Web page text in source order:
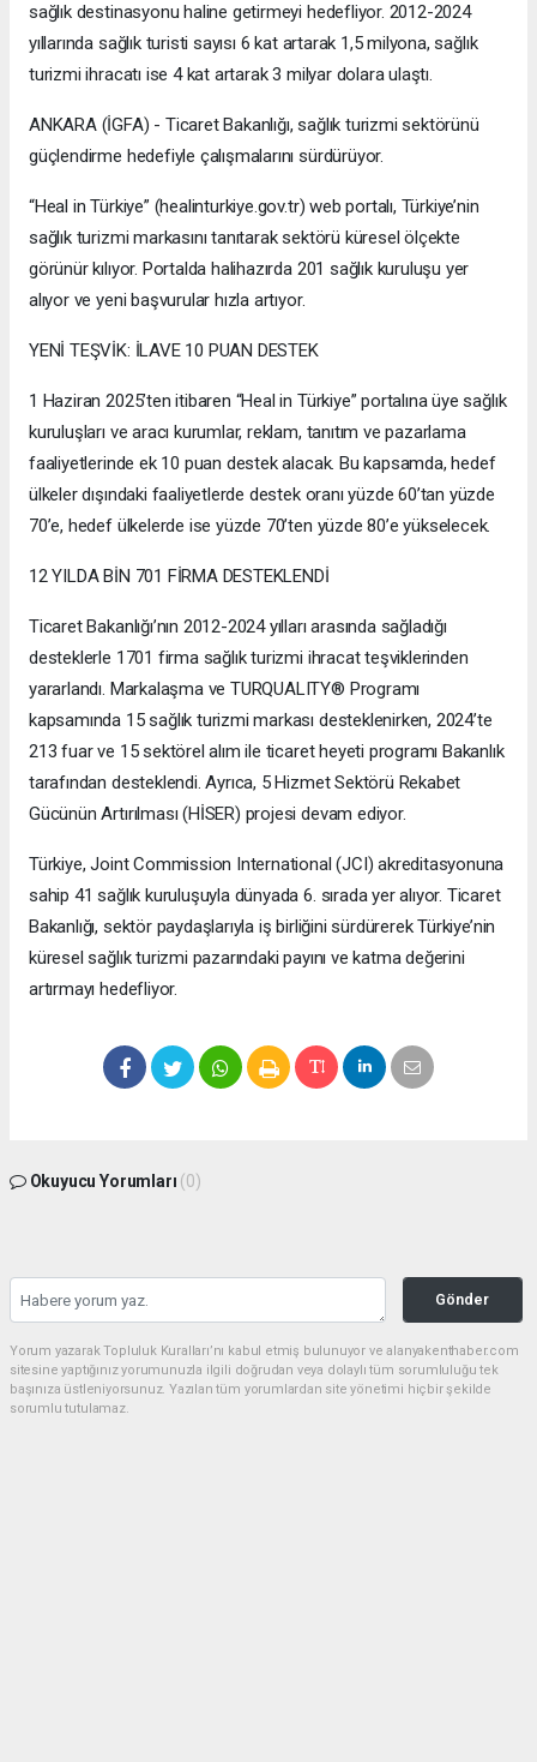
sağlık destinasyonu haline getirmeyi hedefliyor. 2012-2024
yıllarında sağlık turisti sayısı 6 kat artarak 1,5 milyona, sağlık
turizmi ihracatı ise 4 kat artarak 3 milyar dolara ulaştı.
ANKARA (İGFA) - Ticaret Bakanlığı, sağlık turizmi sektörünü
güçlendirme hedefiyle çalışmalarını sürdürüyor.
“Heal in Türkiye” (healinturkiye.gov.tr) web portalı, Türkiye’nin
sağlık turizmi markasını tanıtarak sektörü küresel ölçekte
görünür kılıyor. Portalda halihazırda 201 sağlık kuruluşu yer
alıyor ve yeni başvurular hızla artıyor.
YENİ TEŞVİK: İLAVE 10 PUAN DESTEK
1 Haziran 2025’ten itibaren “Heal in Türkiye” portalına üye sağlık
kuruluşları ve aracı kurumlar, reklam, tanıtım ve pazarlama
faaliyetlerinde ek 10 puan destek alacak. Bu kapsamda, hedef
ülkeler dışındaki faaliyetlerde destek oranı yüzde 60’tan yüzde
70’e, hedef ülkelerde ise yüzde 70’ten yüzde 80’e yükselecek.
12 YILDA BİN 701 FİRMA DESTEKLENDİ
Ticaret Bakanlığı’nın 2012-2024 yılları arasında sağladığı
desteklerle 1701 firma sağlık turizmi ihracat teşviklerinden
yararlandı. Markalaşma ve TURQUALITY® Programı
kapsamında 15 sağlık turizmi markası desteklenirken, 2024’te
213 fuar ve 15 sektörel alım ile ticaret heyeti programı Bakanlık
tarafından desteklendi. Ayrıca, 5 Hizmet Sektörü Rekabet
Gücünün Artırılması (HİSER) projesi devam ediyor.
Türkiye, Joint Commission International (JCI) akreditasyonuna
sahip 41 sağlık kuruluşuyla dünyada 6. sırada yer alıyor. Ticaret
Bakanlığı, sektör paydaşlarıyla iş birliğini sürdürerek Türkiye’nin
küresel sağlık turizmi pazarındaki payını ve katma değerini
artırmayı hedefliyor.
Okuyucu Yorumları (0)
Gönder
Yorum yazarak Topluluk Kuralları’nı kabul etmiş bulunuyor ve alanyakenthaber.com
sitesine yaptığınız yorumunuzla ilgili doğrudan veya dolaylı tüm sorumluluğu tek
başınıza üstleniyorsunuz. Yazılan tüm yorumlardan site yönetimi hiçbir şekilde
sorumlu tutulamaz.